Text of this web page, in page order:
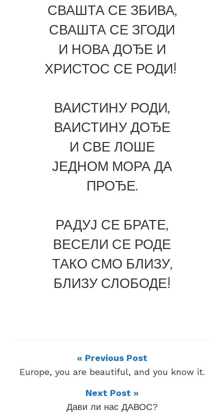
СВАШТА СЕ ЗБИВА,
СВАШТА СЕ ЗГОДИ
И НОВА ДОЂЕ И
ХРИСТОС СЕ РОДИ!
ВАИСТИНУ РОДИ,
ВАИСТИНУ ДОЂЕ
И СВЕ ЛОШЕ
ЈЕДНОМ МОРА ДА
ПРОЂЕ.
РАДУЈ СЕ БРАТЕ,
ВЕСЕЛИ СЕ РОДЕ
ТАКО СМО БЛИЗУ,
БЛИЗУ СЛОБОДЕ!
« Previous Post
Europe, you are beautiful, and you know it.
Next Post »
Дави ли нас ДАВОС?